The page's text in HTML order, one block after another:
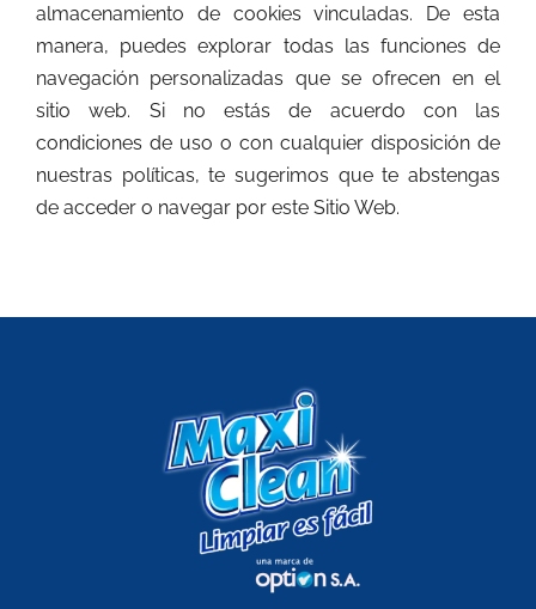
almacenamiento de cookies vinculadas. De esta
manera, puedes explorar todas las funciones de
navegación personalizadas que se ofrecen en el
sitio web. Si no estás de acuerdo con las
condiciones de uso o con cualquier disposición de
nuestras políticas, te sugerimos que te abstengas
de acceder o navegar por este Sitio Web.